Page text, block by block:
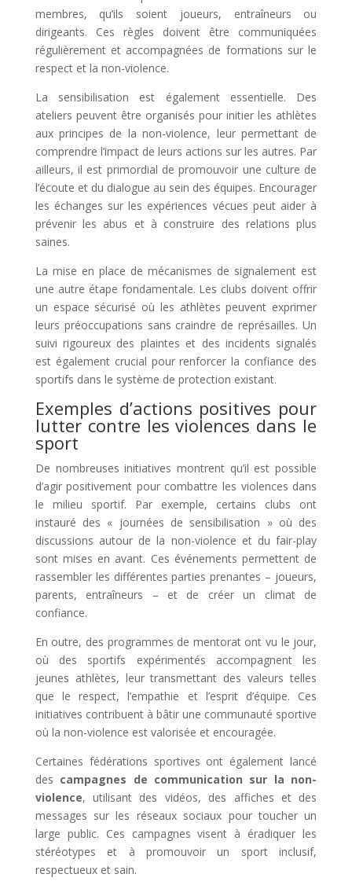
membres, qu’ils soient joueurs, entraîneurs ou
dirigeants. Ces règles doivent être communiquées
régulièrement et accompagnées de formations sur le
respect et la non-violence.
La sensibilisation est également essentielle. Des
ateliers peuvent être organisés pour initier les athlètes
aux principes de la non-violence, leur permettant de
comprendre l’impact de leurs actions sur les autres. Par
ailleurs, il est primordial de promouvoir une culture de
l’écoute et du dialogue au sein des équipes. Encourager
les échanges sur les expériences vécues peut aider à
prévenir les abus et à construire des relations plus
saines.
La mise en place de mécanismes de signalement est
une autre étape fondamentale. Les clubs doivent offrir
un espace sécurisé où les athlètes peuvent exprimer
leurs préoccupations sans craindre de représailles. Un
suivi rigoureux des plaintes et des incidents signalés
est également crucial pour renforcer la confiance des
sportifs dans le système de protection existant.
Exemples d’actions positives pour
lutter contre les violences dans le
sport
De nombreuses initiatives montrent qu’il est possible
d’agir positivement pour combattre les violences dans
le milieu sportif. Par exemple, certains clubs ont
instauré des « journées de sensibilisation » où des
discussions autour de la non-violence et du fair-play
sont mises en avant. Ces événements permettent de
rassembler les différentes parties prenantes – joueurs,
parents, entraîneurs – et de créer un climat de
confiance.
En outre, des programmes de mentorat ont vu le jour,
où des sportifs expérimentés accompagnent les
jeunes athlètes, leur transmettant des valeurs telles
que le respect, l’empathie et l’esprit d’équipe. Ces
initiatives contribuent à bâtir une communauté sportive
où la non-violence est valorisée et encouragée.
Certaines fédérations sportives ont également lancé
des campagnes de communication sur la non-
violence, utilisant des vidéos, des affiches et des
messages sur les réseaux sociaux pour toucher un
large public. Ces campagnes visent à éradiquer les
stéréotypes et à promouvoir un sport inclusif,
respectueux et sain.